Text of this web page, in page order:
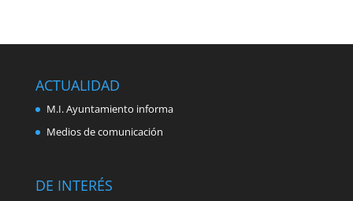
ACTUALIDAD
M.I. Ayuntamiento informa
Medios de comunicación
DE INTERÉS